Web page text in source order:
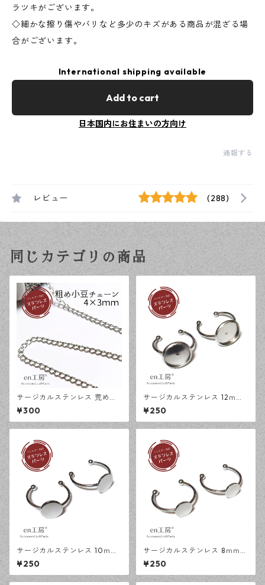
ラツキがございます。
◇細かな擦り傷やバリなど多少のキズがある商品が混ざる場
合がございます。
International shipping available
Add to cart
日本国内にお住まいの方向け
通報する
レビュー (288)
同じカテゴリの商品
サージカルステンレス 荒め小
豆チェーン 4×3ｍｍ シルバー
50cm アジャスターチェーン
アレルギー対応 ハンドメイド
¥300
サージカルステンレス 12ｍｍ
ミール皿 オープンリング台 シ
ルバー 2個 アレルギー対応 ア
クセサリーパーツ ハンドメイ
¥250
サージカルステンレス 10ｍｍ
平皿 オープンリング台 シルバ
ー 2個 アレルギー対応 アクセ
サリーパーツ ハンドメイド資
¥250
サージカルステンレス 8ｍｍ
平皿 オープンリング台 シルバ
ー 2個 アレルギー対応 アクセ
サリーパーツ ハンドメイド資
¥250